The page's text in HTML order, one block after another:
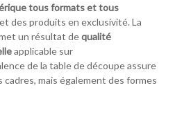
tous formats et tous
des produits en exclusivité. La
un résultat dequalité
applicable sur
de la table de découpe assure
mais également des formes